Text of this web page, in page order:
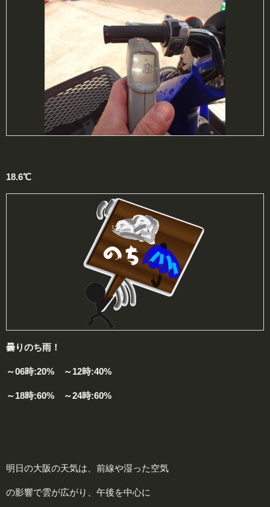
18.6℃
曇りのち雨！
～06時:20% ～12時:40%
～18時:60% ～24時:60%
明日の大阪の天気は、前線や湿った空気
の影響で雲が広がり、午後を中心に